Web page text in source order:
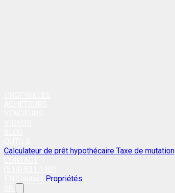
Calculateur de prêt hypothécaire Taxe de mutation
Propriétés